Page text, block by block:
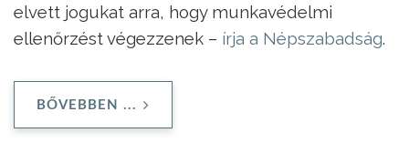
elvett jogukat arra, hogy munkavédelmi
ellenőrzést végezzenek – írja a Népszabadság.
BŐVEBBEN ...